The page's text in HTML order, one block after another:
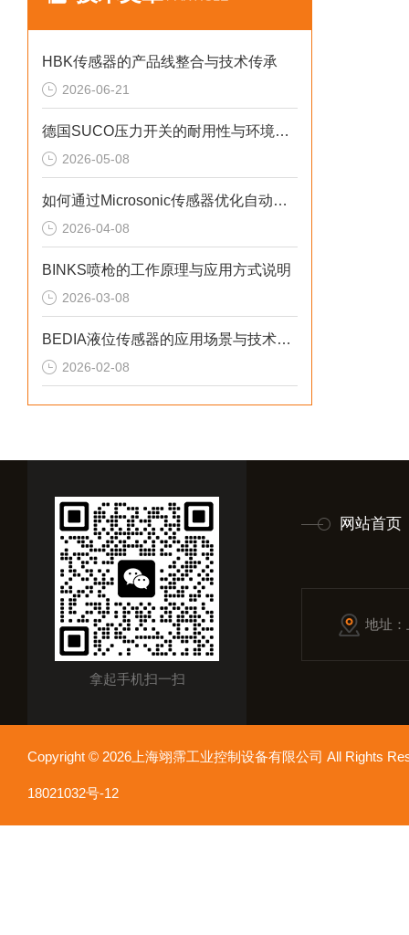
HBK传感器的产品线整合与技术传承
2026-06-21
德国SUCO压力开关的耐用性与环境适应性分析
2026-05-08
如何通过Microsonic传感器优化自动化流程？
2026-04-08
BINKS喷枪的工作原理与应用方式说明
2026-03-08
BEDIA液位传感器的应用场景与技术优势概述
2026-02-08
拿起手机扫一扫
网站首页
地址
Copyright © 2026上海翊霈工业控制设备有限公司 All Rights
18021032号-12